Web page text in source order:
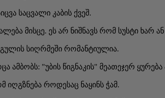
საცვალი კაბის ქვეშ.
მისცე. ეს არ ნიშნავს რომ სუსტი ხარ
სიღრმეში რომანტიულია.
ამბობს: "უბის წიგნაკის" მეათეჯერ
იღგზნება როდესაც ნაყინს ჭამ.